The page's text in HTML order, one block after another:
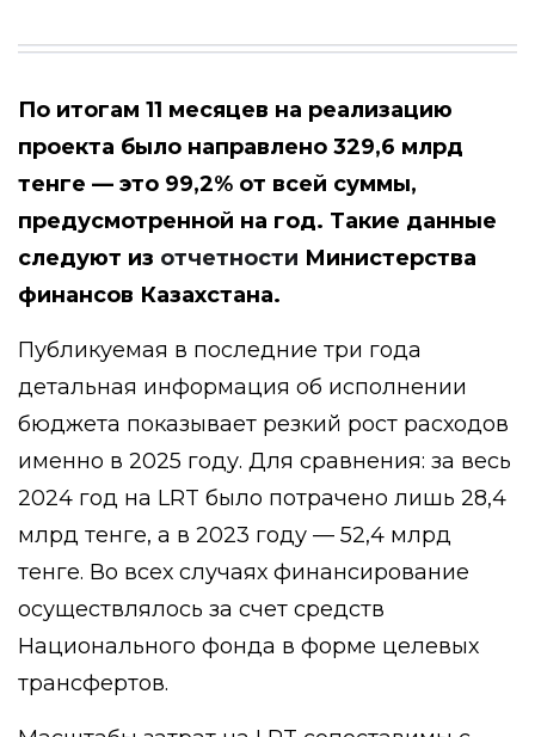
По итогам 11 месяцев на реализацию
проекта было направлено 329,6 млрд
тенге — это 99,2% от всей суммы,
предусмотренной на год. Такие данные
следуют из отчетности Министерства
финансов Казахстана.
Публикуемая в последние три года
детальная информация об исполнении
бюджета показывает резкий рост расходов
именно в 2025 году. Для сравнения: за весь
2024 год на LRT было потрачено лишь 28,4
млрд тенге, а в 2023 году — 52,4 млрд
тенге. Во всех случаях финансирование
осуществлялось за счет средств
Национального фонда в форме целевых
трансфертов.